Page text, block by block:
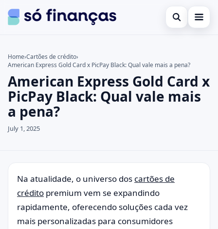
Open search
Empréstimos
Investimentos
Search the site
Search for:
Press Enter to search or ESC to close.
Home›Cartões de crédito›
American Express Gold Card x PicPay Black: Qual vale mais a pena?
American Express Gold Card x
PicPay Black: Qual vale mais
a pena?
July 1, 2025
Na atualidade, o universo dos cartões de
crédito premium vem se expandindo
rapidamente, oferecendo soluções cada vez
mais personalizadas para consumidores